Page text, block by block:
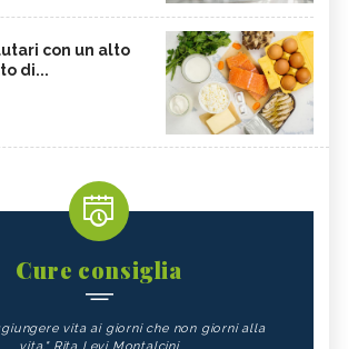
con un alto
di...
Cure consiglia
vita ai giorni che non giorni alla
vita." Rita Levi Montalcini